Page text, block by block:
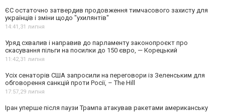
ЄС остаточно затвердив продовження тимчасового захисту для
українців і зміни щодо "ухилянтів"
14:41,31 липня
Уряд схвалив і направив до парламенту законопроєкт про
скасування пільги на посилки до 150 євро, — Корецький
11:42,31 липня
Усіх сенаторів США запросили на переговори із Зеленським для
обговорення санкцій проти Росії, – The Hill
17:57,29 липня
Іран уперше після паузи Трампа атакував ракетами американську